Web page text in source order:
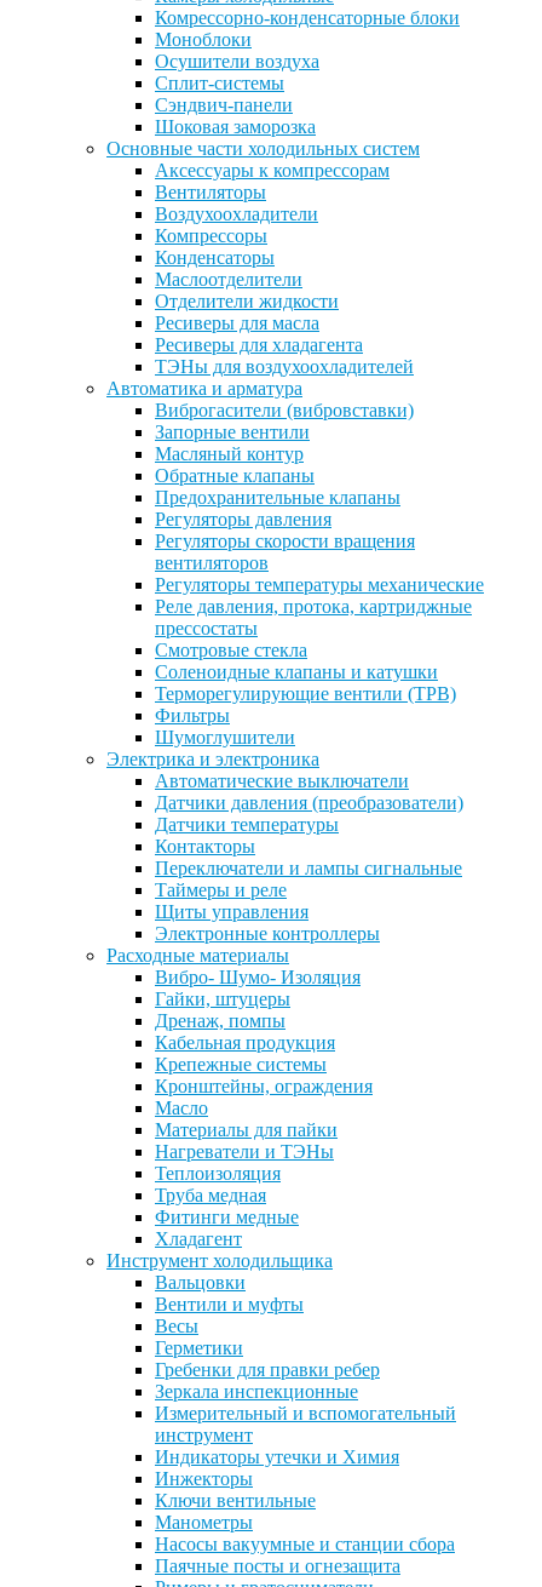
Комрессорно-конденсаторные блоки
Моноблоки
Осушители воздуха
Сплит-системы
Сэндвич-панели
Шоковая заморозка
Основные части холодильных систем
Аксессуары к компрессорам
Вентиляторы
Воздухоохладители
Компрессоры
Конденсаторы
Маслоотделители
Отделители жидкости
Ресиверы для масла
Ресиверы для хладагента
ТЭНы для воздухоохладителей
Автоматика и арматура
Виброгасители (вибровставки)
Запорные вентили
Масляный контур
Обратные клапаны
Предохранительные клапаны
Регуляторы давления
Регуляторы скорости вращения
вентиляторов
Регуляторы температуры механические
Реле давления, протока, картриджные
прессостаты
Смотровые стекла
Соленоидные клапаны и катушки
Терморегулирующие вентили (ТРВ)
Фильтры
Шумоглушители
Электрика и электроника
Автоматические выключатели
Датчики давления (преобразователи)
Датчики температуры
Контакторы
Переключатели и лампы сигнальные
Таймеры и реле
Щиты управления
Электронные контроллеры
Расходные материалы
Вибро- Шумо- Изоляция
Гайки, штуцеры
Дренаж, помпы
Кабельная продукция
Крепежные системы
Кронштейны, ограждения
Масло
Материалы для пайки
Нагреватели и ТЭНы
Теплоизоляция
Труба медная
Фитинги медные
Хладагент
Инструмент холодильщика
Вальцовки
Вентили и муфты
Весы
Герметики
Гребенки для правки ребер
Зеркала инспекционные
Измерительный и вспомогательный
инструмент
Индикаторы утечки и Химия
Инжекторы
Ключи вентильные
Манометры
Насосы вакуумные и станции сбора
Паячные посты и огнезащита